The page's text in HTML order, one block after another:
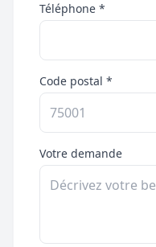
Téléphone *
Code postal *
Votre demande